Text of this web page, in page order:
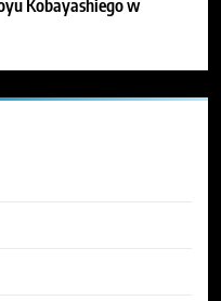
Kobayashiego w